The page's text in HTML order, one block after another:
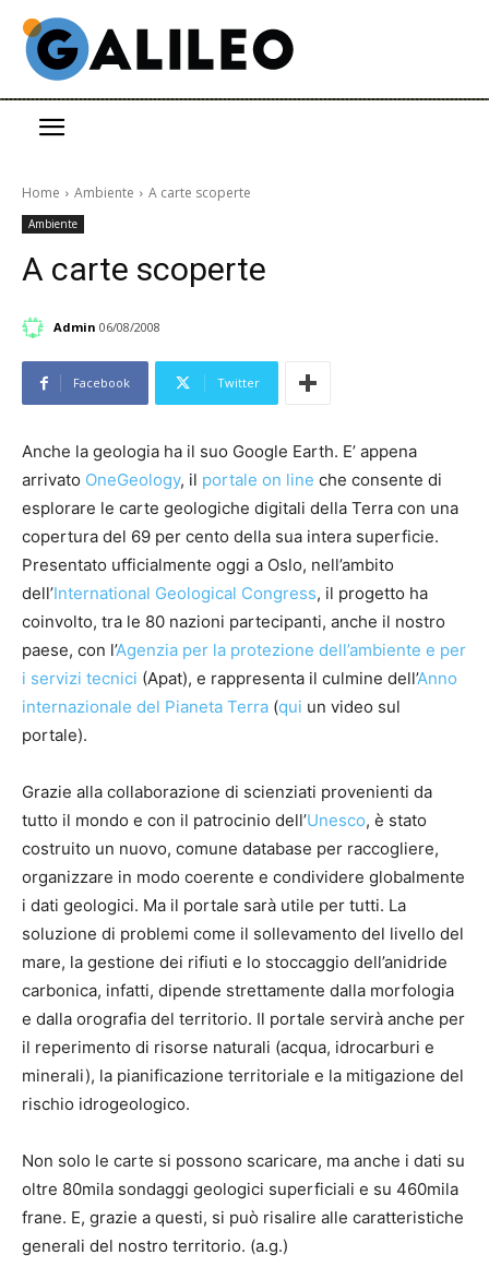
Home Ambiente A carte scoperte
Ambiente
A carte scoperte
Admin 06/08/2008
Facebook Twitter
Anche la geologia ha il suo Google Earth. E’ appena
arrivato OneGeology, il portale on line che consente di
esplorare le carte geologiche digitali della Terra con una
copertura del 69 per cento della sua intera superficie.
Presentato ufficialmente oggi a Oslo, nell’ambito
dell’International Geological Congress, il progetto ha
coinvolto, tra le 80 nazioni partecipanti, anche il nostro
paese, con l’Agenzia per la protezione dell’ambiente e per
i servizi tecnici (Apat), e rappresenta il culmine dell’Anno
internazionale del Pianeta Terra (qui un video sul
portale).
Grazie alla collaborazione di scienziati provenienti da
tutto il mondo e con il patrocinio dell’Unesco, è stato
costruito un nuovo, comune database per raccogliere,
organizzare in modo coerente e condividere globalmente
i dati geologici. Ma il portale sarà utile per tutti. La
soluzione di problemi come il sollevamento del livello del
mare, la gestione dei rifiuti e lo stoccaggio dell’anidride
carbonica, infatti, dipende strettamente dalla morfologia
e dalla orografia del territorio. Il portale servirà anche per
il reperimento di risorse naturali (acqua, idrocarburi e
minerali), la pianificazione territoriale e la mitigazione del
rischio idrogeologico.
Non solo le carte si possono scaricare, ma anche i dati su
oltre 80mila sondaggi geologici superficiali e su 460mila
frane. E, grazie a questi, si può risalire alle caratteristiche
generali del nostro territorio. (a.g.)